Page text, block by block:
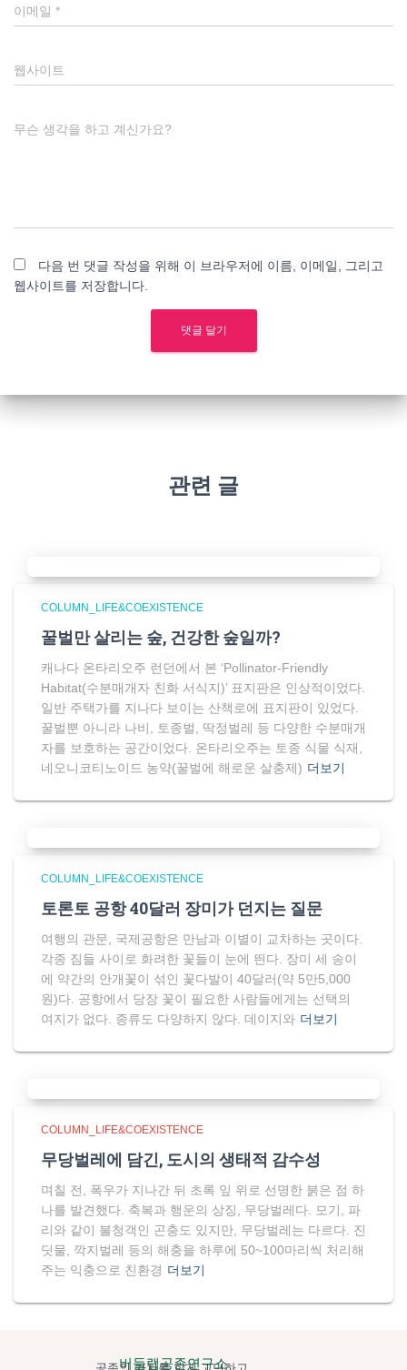
이메일 *
웹사이트
무슨 생각을 하고 계신가요?
다음 번 댓글 작성을 위해 이 브라우저에 이름, 이메일, 그리고
웹사이트를 저장합니다.
관련 글
COLUMN_LIFE&COEXISTENCE
꿀벌만 살리는 숲, 건강한 숲일까?
캐나다 온타리오주 런던에서 본 ‘Pollinator-Friendly
Habitat(수분매개자 친화 서식지)’ 표지판은 인상적이었다.
일반 주택가를 지나다 보이는 산책로에 표지판이 있었다.
꿀벌뿐 아니라 나비, 토종벌, 딱정벌레 등 다양한 수분매개
자를 보호하는 공간이었다. 온타리오주는 토종 식물 식재,
네오니코티노이드 농약(꿀벌에 해로운 살충제) 더보기
COLUMN_LIFE&COEXISTENCE
토론토 공항 40달러 장미가 던지는 질문
여행의 관문, 국제공항은 만남과 이별이 교차하는 곳이다.
각종 짐들 사이로 화려한 꽃들이 눈에 띈다. 장미 세 송이
에 약간의 안개꽃이 섞인 꽃다발이 40달러(약 5만5,000
원)다. 공항에서 당장 꽃이 필요한 사람들에게는 선택의
여지가 없다. 종류도 다양하지 않다. 데이지와 더보기
COLUMN_LIFE&COEXISTENCE
무당벌레에 담긴, 도시의 생태적 감수성
며칠 전, 폭우가 지나간 뒤 초록 잎 위로 선명한 붉은 점 하
나를 발견했다. 축복과 행운의 상징, 무당벌레다. 모기, 파
리와 같이 불청객인 곤충도 있지만, 무당벌레는 다르다. 진
딧물, 깍지벌레 등의 해충을 하루에 50~100마리씩 처리해
주는 익충으로 친환경 더보기
버들랩공존연구소